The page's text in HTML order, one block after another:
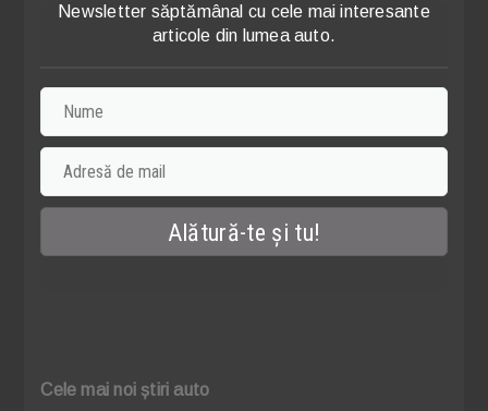
Newsletter săptămânal cu cele mai interesante
articole din lumea auto.
Cele mai noi știri auto